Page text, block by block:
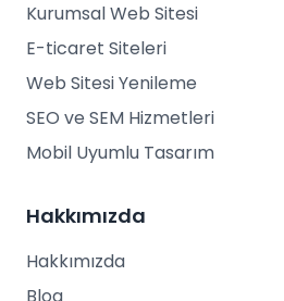
Kurumsal Web Sitesi
E-ticaret Siteleri
Web Sitesi Yenileme
SEO ve SEM Hizmetleri
Mobil Uyumlu Tasarım
Hakkımızda
Hakkımızda